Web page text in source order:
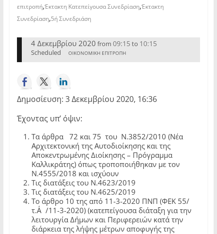
επιτροπή,Έκτακτη Κατεπείγουσα Συνεδρίαση,Έκτακτη
Συνεδρίαση,5ή Συνεδριάση
4 Δεκεμβρίου 2020 from 09:15 to 10:15
Scheduled ΟΙΚΟΝΟΜΙΚΗ ΕΠΙΤΡΟΠΗ
Δημοσίευση: 3 Δεκεμβρίου 2020, 16:36
Έχοντας υπ’ όψιν:
Τα άρθρα 72 και 75 του Ν.3852/2010 (Νέα
Αρχιτεκτονική της Αυτοδιοίκησης και της
Αποκεντρωμένης Διοίκησης – Πρόγραμμα
Καλλικράτης) όπως τροποποιήθηκαν με τον
Ν.4555/2018 και ισχύουν
Τις διατάξεις του Ν.4623/2019
Τις διατάξεις του Ν.4625/2019
Το άρθρο 10 της από 11-3-2020 ΠΝΠ (ΦΕΚ 55/
τ.Α΄/11-3-2020) (κατεπείγουσα διάταξη για την
λειτουργία Δήμων και Περιφερειών κατά την
διάρκεια της λήψης μέτρων αποφυγής της